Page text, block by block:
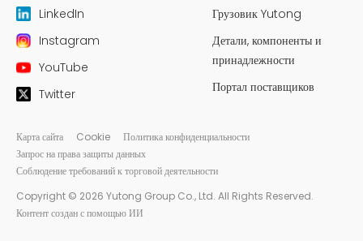
LinkedIn
Instagram
YouTube
Twitter
Грузовик Yutong
Детали, компоненты и
принадлежности
Портал поставщиков
Copyright © 2026 Yutong Group Co., Ltd. All Rights Reserved.
Контент создан с помощью ИИ
Карта сайта Cookie
Политика конфиденциальности
Запрос на права защиты данных
Соблюдение требований к торговой деятельности